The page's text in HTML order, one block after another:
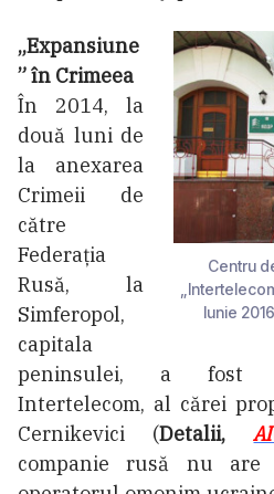
Centru
Iunie
„Expansiune
” în Crimeea
În 2014, la
două luni de
la anexarea
Crimeii de
către
Federația
Rusă, la
Simferopol,
capitala
peninsulei, a fost
Intertelecom, al cărei
Cernikevici (Detalii,
companie rusă nu